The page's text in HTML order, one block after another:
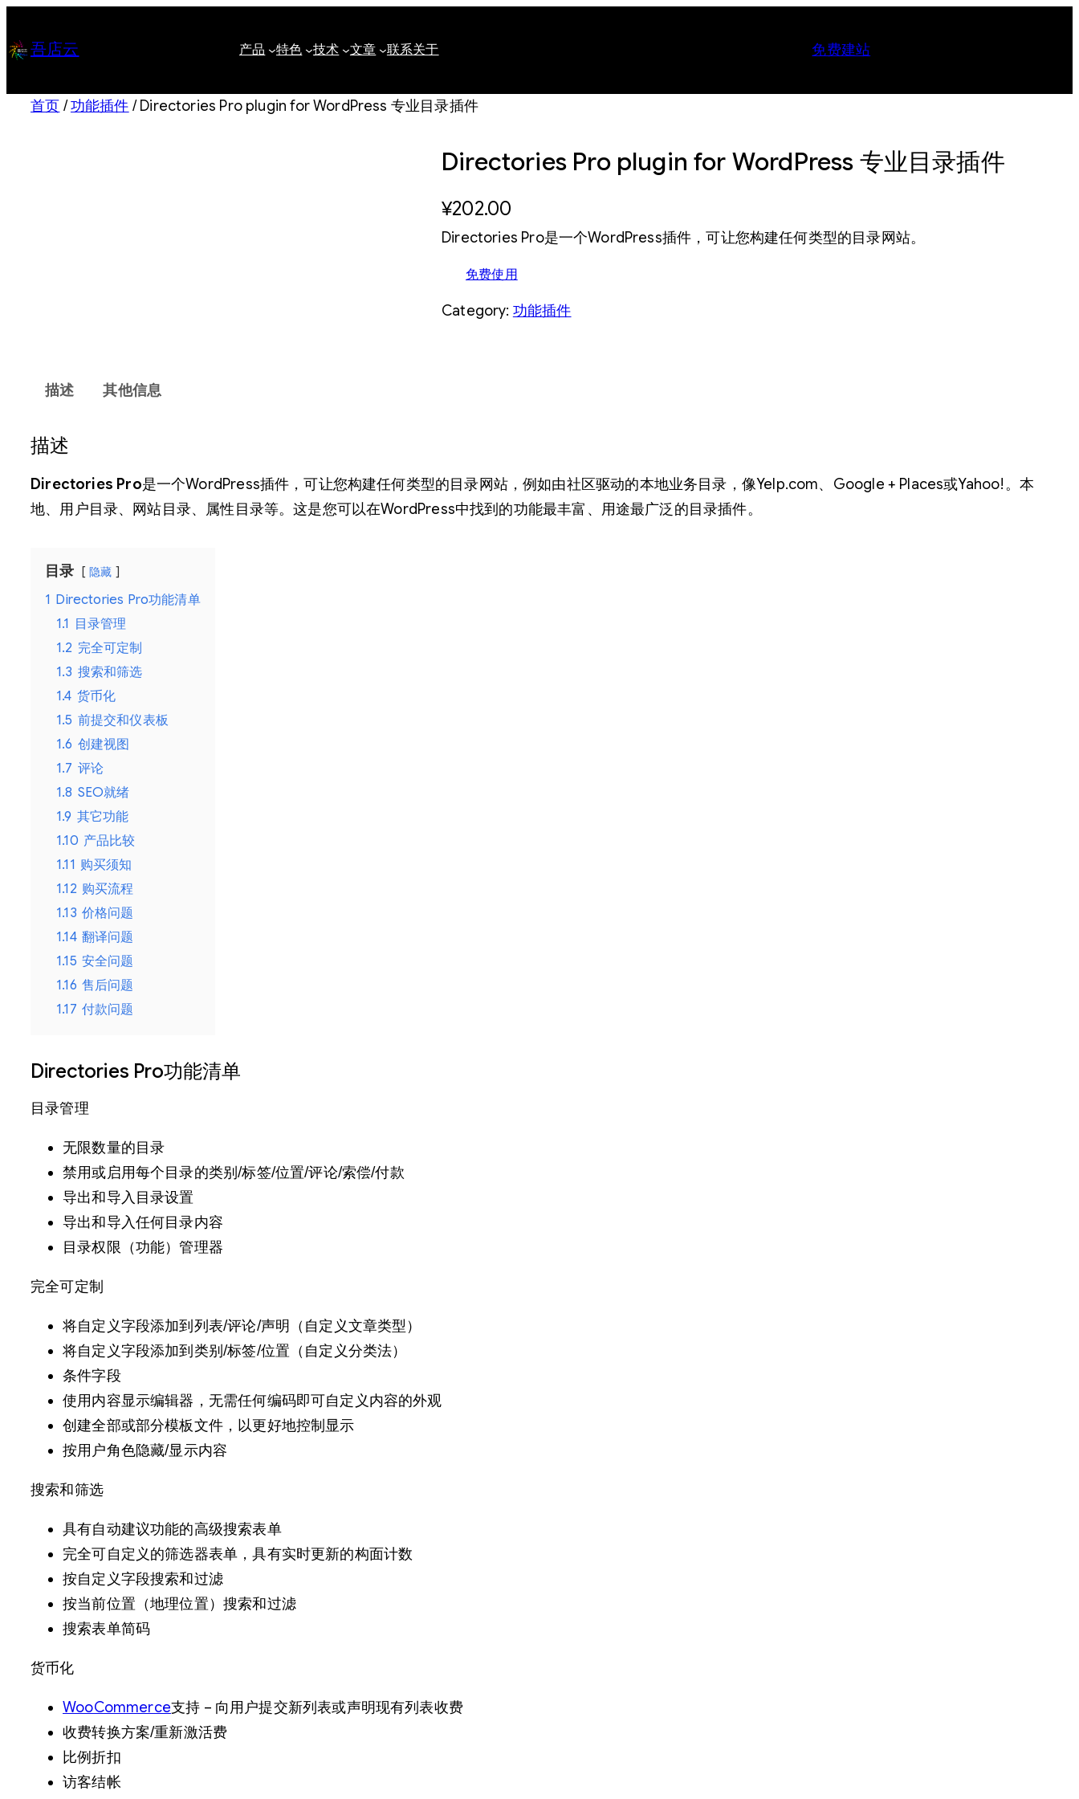
至
容
吾店云 产品 特色 技术 文章 联系关于 免费建站
首页 /功能插件 / Directories Pro plugin for WordPress 专业目录插件
Directories Pro plugin for WordPress 专业目录插件
¥202.00
Directories Pro是一个WordPress插件，可让您构建任何类型的目录网站。
免费使用
Category: 功能插件
描述 其他信息
描述
Directories Pro是一个WordPress插件，可让您构建任何类型的目录网站，例如由社区驱动的本地业务目录，像Yelp.com、Google + Places或Yahoo!。本
地、用户目录、网站目录、属性目录等。这是您可以在WordPress中找到的功能最丰富、用途最广泛的目录插件。
目录 隐藏
1 Directories Pro功能清单
1.1 目录管理
1.2 完全可定制
1.3 搜索和筛选
1.4 货币化
1.5 前提交和仪表板
1.6 创建视图
1.7 评论
1.8 SEO就绪
1.9 其它功能
1.10 产品比较
1.11 购买须知
1.12 购买流程
1.13 价格问题
1.14 翻译问题
1.15 安全问题
1.16 售后问题
1.17 付款问题
Directories Pro功能清单
目录管理
无限数量的目录
禁用或启用每个目录的类别/标签/位置/评论/索偿/付款
导出和导入目录设置
导出和导入任何目录内容
目录权限（功能）管理器
完全可定制
将自定义字段添加到列表/评论/声明（自定义文章类型）
将自定义字段添加到类别/标签/位置（自定义分类法）
条件字段
使用内容显示编辑器，无需任何编码即可自定义内容的外观
创建全部或部分模板文件，以更好地控制显示
按用户角色隐藏/显示内容
搜索和筛选
具有自动建议功能的高级搜索表单
完全可自定义的筛选器表单，具有实时更新的构面计数
按自定义字段搜索和过滤
按当前位置（地理位置）搜索和过滤
搜索表单简码
货币化
WooCommerce支持 – 向用户提交新列表或声明现有列表收费
收费转换方案/重新激活费
比例折扣
访客结帐